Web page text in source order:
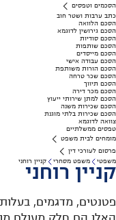
הסכמים וטפסים
כתב ערבות ושטר חוב
הסכם הלוואה
הסכם גירושין לדוגמא
הסכם סודיות
הסכם שותפות
הסכם מייסדים
הסכם עבודה אישי
הסכם הורות משותפת
הסכם שכר טרחה
הסכם תיווך
הסכם מכר דירה
הסכם למתן שירותי ייעוץ
הסכם שכירות משנה
הסכם שכירות בלתי מוגנת
צוואה לדוגמא
טפסים ממשלתיים
מומחים לבית משפט
פרסום לעורכי דין
משפטי
משפט מסחרי קניין רוחני
קניין רוחני
פטנטים, מדגמים,